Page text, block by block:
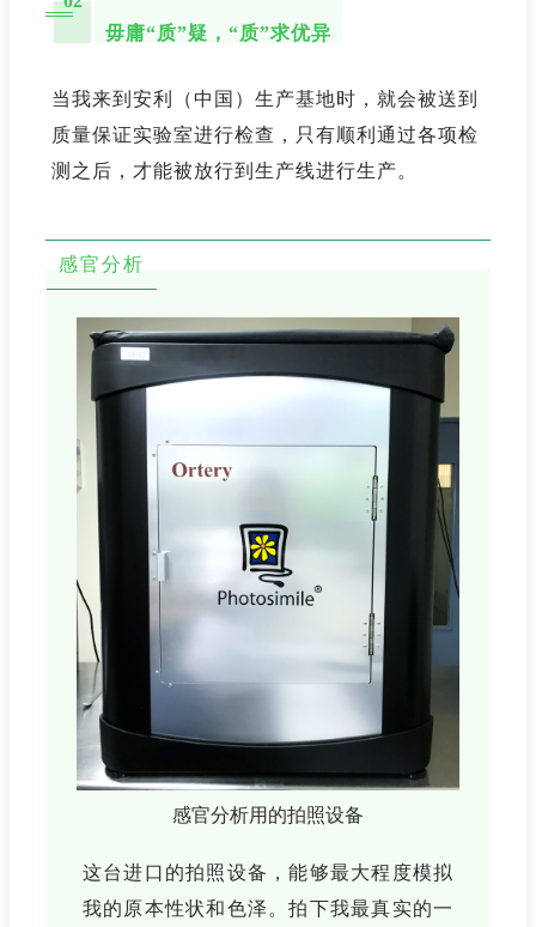
毋庸“质”疑，“质”求优异
当我来到安利（中国）生产基地时，就会被送到
质量保证实验室进行检查，只有顺利通过各项检
测之后，才能被放行到生产线进行生产。
感官分析
感官分析用的拍照设备
这台进口的拍照设备，能够最大程度模拟
我的原本性状和色泽。拍下我最真实的一